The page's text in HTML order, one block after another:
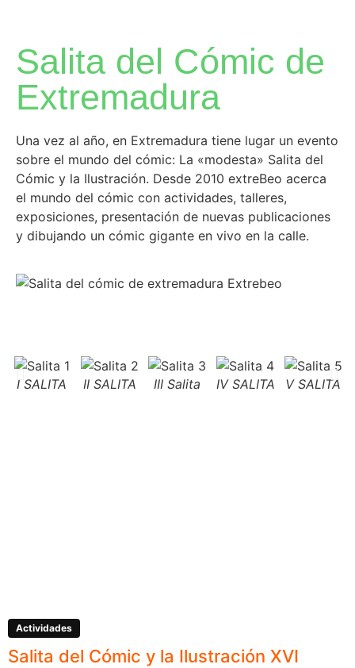
Salita del Cómic de
Extremadura
Una vez al año, en Extremadura tiene lugar un evento
sobre el mundo del cómic: La «modesta» Salita del
Cómic y la Ilustración. Desde 2010 extreBeo acerca
el mundo del cómic con actividades, talleres,
exposiciones, presentación de nuevas publicaciones
y dibujando un cómic gigante en vivo en la calle.
I SALITA II SALITA III Salita IV SALITA V SALITA
Actividades
Salita del Cómic y la Ilustración XVI